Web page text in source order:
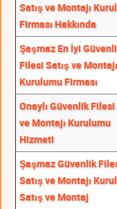
Satış ve Montajı
Firması Hakkında
Şaşmaz En İyi
Filesi Satış ve Montajı
Kurulumu Firması
Onaylı Güvenlik Filesi
ve Montajı Kurulumu
Hizmeti
Şaşmaz Güvenlik
Satış ve Montajı
Satış ve Montaj